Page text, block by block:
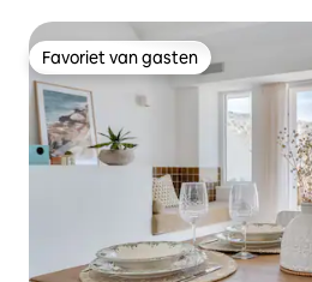
Favoriet van gasten
Favoriet van gasten